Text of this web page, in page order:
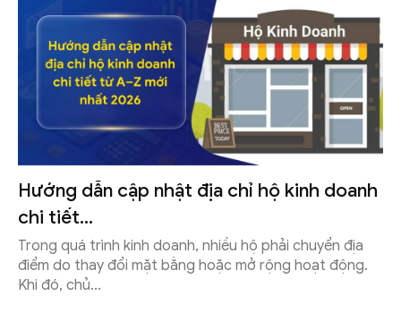
Hướng dẫn cập nhật địa chỉ hộ kinh doanh
chi tiết...
Trong quá trình kinh doanh, nhiều hộ phải chuyển địa
điểm do thay đổi mặt bằng hoặc mở rộng hoạt động.
Khi đó, chủ...